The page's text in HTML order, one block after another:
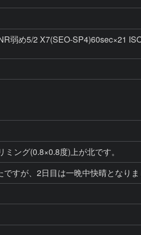
弱め5/2 X7(SEO-SP4)60sec×21
ング(0.8×0.8度)上が北です。
すが、2日目は一晩中快晴となりま